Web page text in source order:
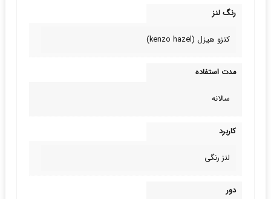
رنگ لنز
کنزو هیزل (kenzo hazel)
مدت استفاده
سالانه
کاربرد
لنز رنگی
دور